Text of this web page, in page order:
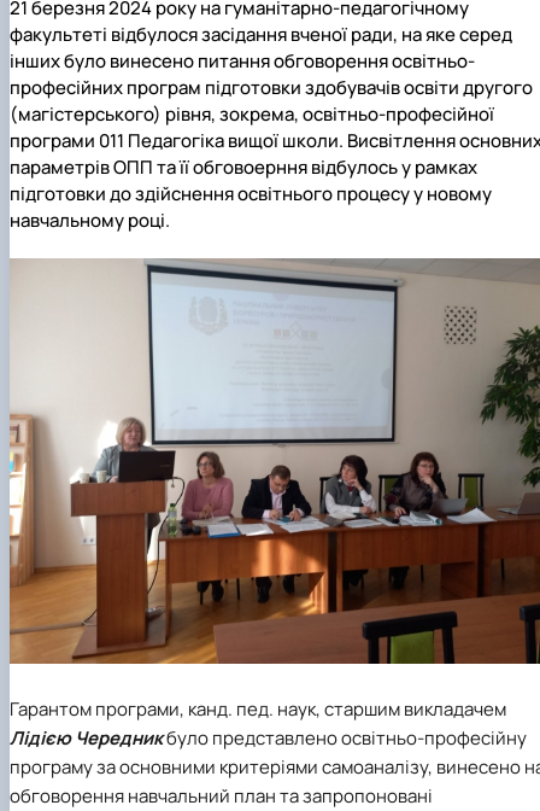
21 березня 2024 року на гуманітарно-педагогічному
факультеті відбулося засідання вченої ради, на яке серед
інших було винесено питання обговорення освітньо-
професійних програм підготовки здобувачів освіти другого
(магістерського) рівня, зокрема, освітньо-професійної
програми 011 Педагогіка вищої школи. Висвітлення
параметрів ОПП та її обговоерння відбулось у рамках
підготовки до здійснення освітнього процесу у новому
навчальному році.
Гарантом програми, канд. пед. наук, старшим викладачем
Лідією Чередникбуло представлено освітньо-професійну
програму за основними критеріями самоаналізу, винесено
обговорення навчальний план та запропоновані